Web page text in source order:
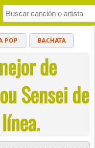
POP BACHATA
REGGAETON
ELECTRÓNICA
de
Sensei de